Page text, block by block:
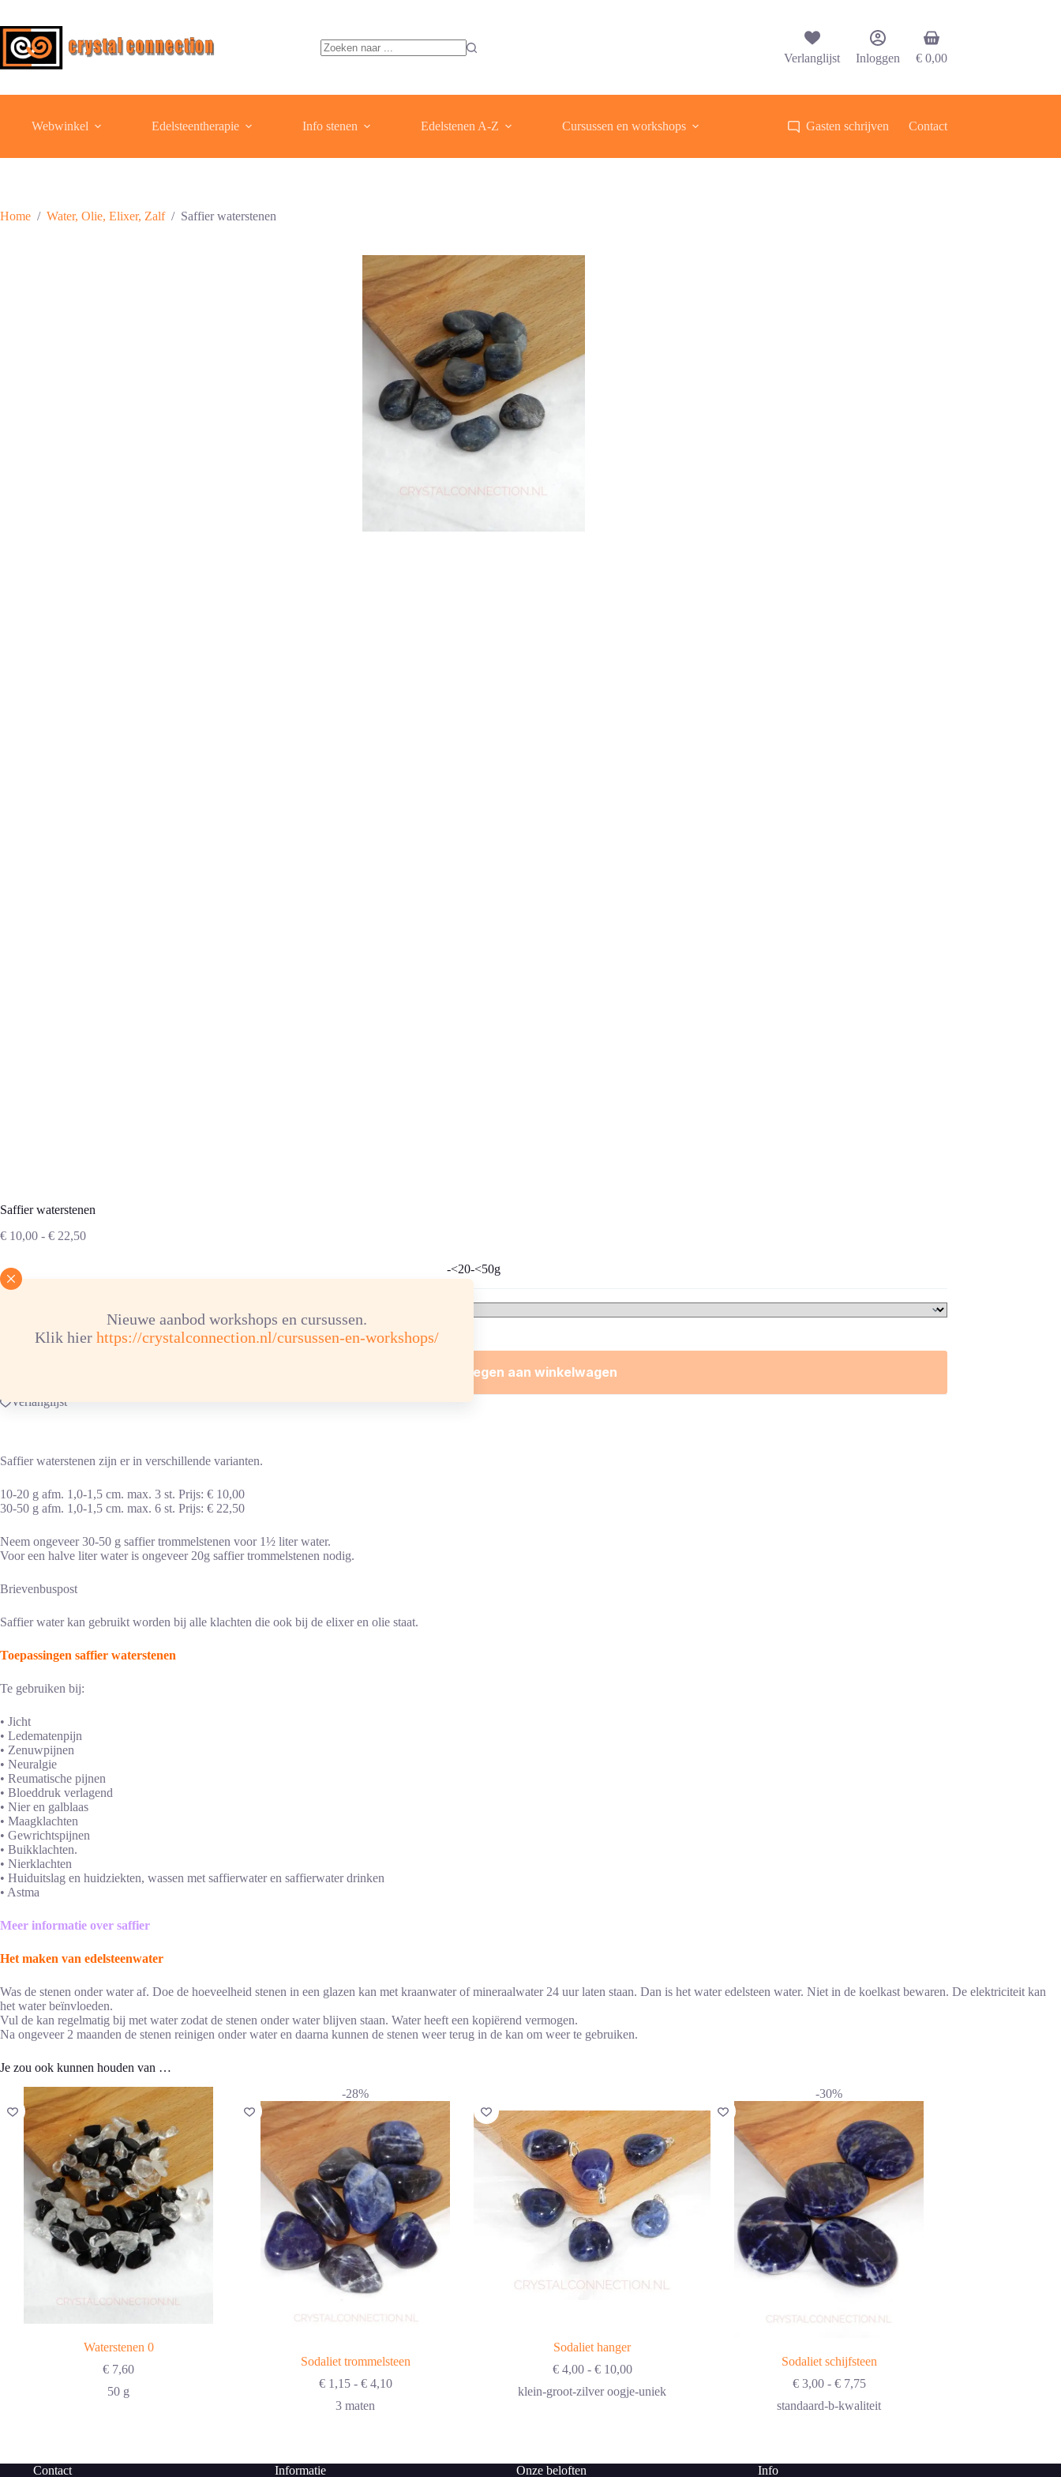
de
inhoud
Nieuwe aanbod workshops en cursussen.
Klik hier https://crystalconnection.nl/cursussen-en-workshops/
Verlanglijst Inloggen
Winkelwagen
€ 0,00
Webwinkel Edelsteentherapie Info stenen Edelstenen A-Z Cursussen en workshops Gasten schrijven Contact
Home / Water, Olie, Elixer, Zalf / Saffier waterstenen
Saffier waterstenen
€ 10,00 - € 22,50Prijsklasse:
€ 22,50
-<20-<50g
Toevoegen aan winkelwagen
Verlanglijst
Saffier waterstenen zijn er in verschillende varianten.
10-20 g afm. 1,0-1,5 cm. max. 3 st. Prijs: € 10,00
30-50 g afm. 1,0-1,5 cm. max. 6 st. Prijs: € 22,50
Neem ongeveer 30-50 g saffier trommelstenen voor 1½ liter water.
Voor een halve liter water is ongeveer 20g saffier trommelstenen nodig.
Brievenbuspost
Saffier water kan gebruikt worden bij alle klachten die ook bij de elixer en olie staat.
Toepassingen saffier waterstenen
Te gebruiken bij:
• Jicht
• Ledematenpijn
• Zenuwpijnen
• Neuralgie
• Reumatische pijnen
• Bloeddruk verlagend
• Nier en galblaas
• Maagklachten
• Gewrichtspijnen
• Buikklachten.
• Nierklachten
• Huiduitslag en huidziekten, wassen met saffierwater en saffierwater drinken
• Astma
Meer informatie over saffier
Het maken van edelsteenwater
Was de stenen onder water af. Doe de hoeveelheid stenen in een glazen kan met kraanwater of mineraalwater 24 uur laten staan. Dan is het water edelsteen water. Niet in de koelkast bewaren. De elektriciteit kan
het water beïnvloeden.
Vul de kan regelmatig bij met water zodat de stenen onder water blijven staan. Water heeft een kopiërend vermogen.
Na ongeveer 2 maanden de stenen reinigen onder water en daarna kunnen de stenen weer terug in de kan om weer te gebruiken.
Je zou ook kunnen houden van …
Waterstenen 0
€ 7,60
50 g
-28%
Sodaliet trommelsteen
€1,15 - €4,10Prijsklasse:
3 maten
Sodaliet hanger
€4,00 - €10,00Prijsklasse:
tot
klein-groot-zilver oogje-uniek
-30%
Sodaliet schijfsteen
€3,00 - €7,75Prijsklasse:
tot
standaard-b-kwaliteit
Contact Informatie Onze beloften Info